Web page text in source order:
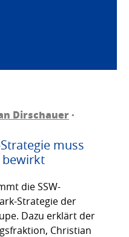
Dirschauer·
muss
bewirkt
die SSW-
Strategie der
Dazu erklärt der
Christian